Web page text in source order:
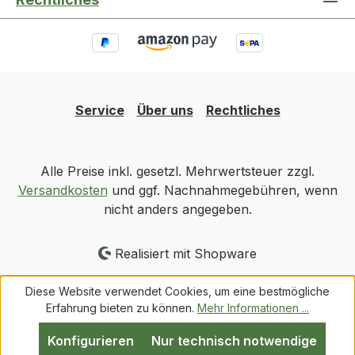
Service Über uns Rechtliches
Alle Preise inkl. gesetzl. Mehrwertsteuer zzgl.
Versandkosten und ggf. Nachnahmegebühren, wenn
nicht anders angegeben.
Realisiert mit Shopware
Diese Website verwendet Cookies, um eine bestmögliche
Erfahrung bieten zu können. Mehr Informationen ...
Nur technisch notwendige
Konfigurieren